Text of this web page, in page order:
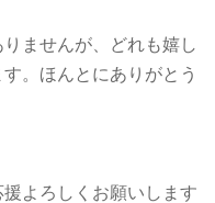
ませんが、どれも嬉し
。ほんとにありがとう
よろしくお願いします